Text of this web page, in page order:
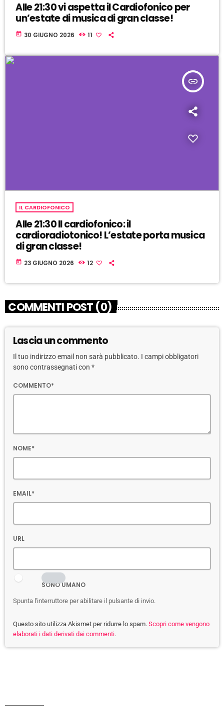
Alle 21:30 vi aspetta il Cardiofonico per
un’estate di musica di gran classe!
today 30 GIUGNO 2026 11
insert_link
IL CARDIOFONICO
Alle 21:30 Il cardiofonico: il
cardioradiotonico! L’estate porta musica
di gran classe!
today 23 GIUGNO 2026 12
COMMENTI POST (0)
Lascia un commento
Il tuo indirizzo email non sarà pubblicato. I campi obbligatori
sono contrassegnati con *
COMMENTO*
NOME*
EMAIL*
URL
SONO UMANO
Spunta l'interruttore per abilitare il pulsante di invio.
Questo sito utilizza Akismet per ridurre lo spam. Scopri come vengono
elaborati i dati derivati dai commenti.